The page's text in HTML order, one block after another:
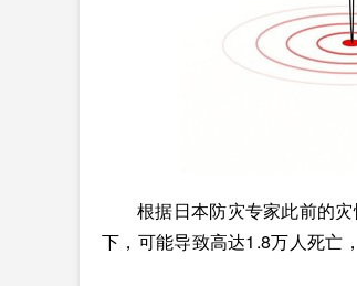
根据日本防灾专家此前的
下，可能导致高达1.8万人死亡